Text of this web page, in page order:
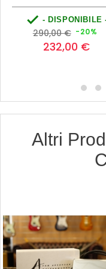
 - DISPONIBILE
Prezzo
base
290,00 € -20%
232,00 €
Altri